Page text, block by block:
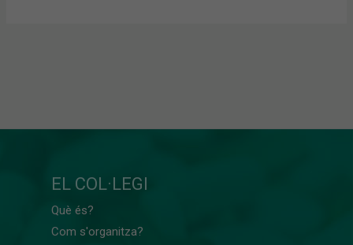
EL COL·LEGI
Què és?
Com s'organitza?